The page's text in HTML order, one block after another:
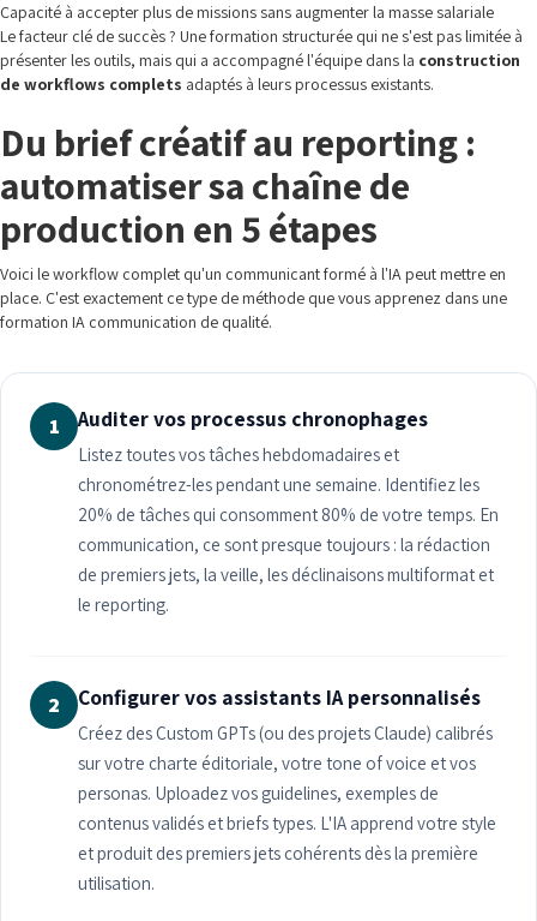
Capacité à accepter plus de missions sans augmenter la masse salariale
Le facteur clé de succès ? Une formation structurée qui ne s'est pas limitée à
présenter les outils, mais qui a accompagné l'équipe dans la construction
de workflows complets adaptés à leurs processus existants.
Du brief créatif au reporting :
automatiser sa chaîne de
production en 5 étapes
Voici le workflow complet qu'un communicant formé à l'IA peut mettre en
place. C'est exactement ce type de méthode que vous apprenez dans une
formation IA communication de qualité.
1 Auditer vos processus chronophages
Listez toutes vos tâches hebdomadaires et
chronométrez-les pendant une semaine. Identifiez les
20% de tâches qui consomment 80% de votre temps. En
communication, ce sont presque toujours : la rédaction
de premiers jets, la veille, les déclinaisons multiformat et
le reporting.
2 Configurer vos assistants IA personnalisés
Créez des Custom GPTs (ou des projets Claude) calibrés
sur votre charte éditoriale, votre tone of voice et vos
personas. Uploadez vos guidelines, exemples de
contenus validés et briefs types. L'IA apprend votre style
et produit des premiers jets cohérents dès la première
utilisation.